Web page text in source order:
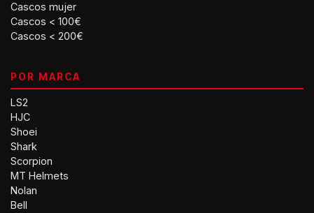
Cascos mujer
Cascos < 100€
Cascos < 200€
POR MARCA
LS2
HJC
Shoei
Shark
Scorpion
MT Helmets
Nolan
Bell